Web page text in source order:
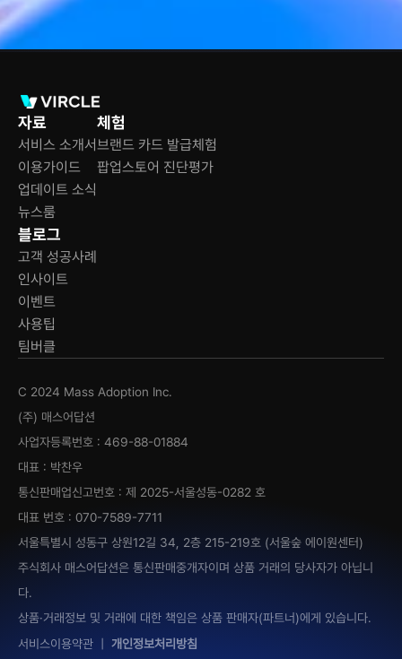
자료
서비스 소개서
이용가이드
업데이트 소식
뉴스룸
체험
브랜드 카드 발급체험
팝업스토어 진단평가
블로그
고객 성공사례
인사이트
이벤트
사용팁
팀버클
C 2024 Mass Adoption Inc.
(주) 매스어답션
사업자등록번호 : 469-88-01884
대표 : 박찬우
통신판매업신고번호 : 제 2025-서울성동-0282 호
대표 번호 : 070-7589-7711
서울특별시 성동구 상원12길 34, 2층 215-219호 (서울숲 에이원센터)
주식회사 매스어답션은 통신판매중개자이며 상품 거래의 당사자가 아닙니
다.
상품·거래정보 및 거래에 대한 책임은 상품 판매자(파트너)에게 있습니다.
서비스이용약관 | 개인정보처리방침